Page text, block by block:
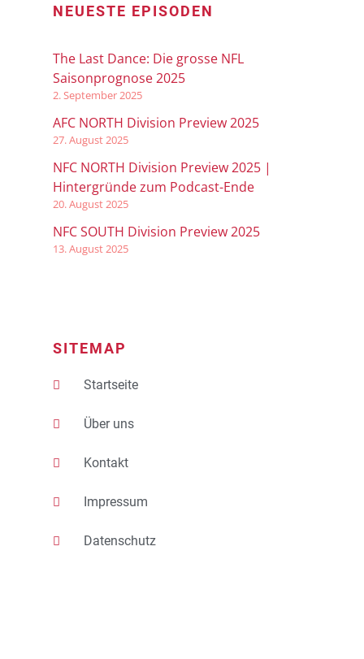
NEUESTE EPISODEN
The Last Dance: Die grosse NFL
Saisonprognose 2025
2. September 2025
AFC NORTH Division Preview 2025
27. August 2025
NFC NORTH Division Preview 2025 |
Hintergründe zum Podcast-Ende
20. August 2025
NFC SOUTH Division Preview 2025
13. August 2025
SITEMAP
Startseite
Über uns
Kontakt
Impressum
Datenschutz